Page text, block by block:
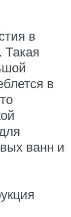
в
Такая
в
ванн и